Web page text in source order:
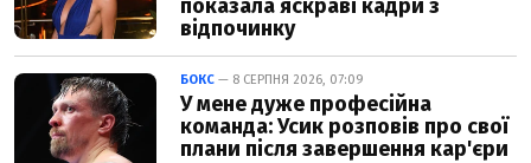
показала яскраві кадри з
відпочинку
БОКС — 8 СЕРПНЯ 2026, 07:09
У мене дуже професійна
команда: Усик розповів про свої
плани після завершення кар'єри